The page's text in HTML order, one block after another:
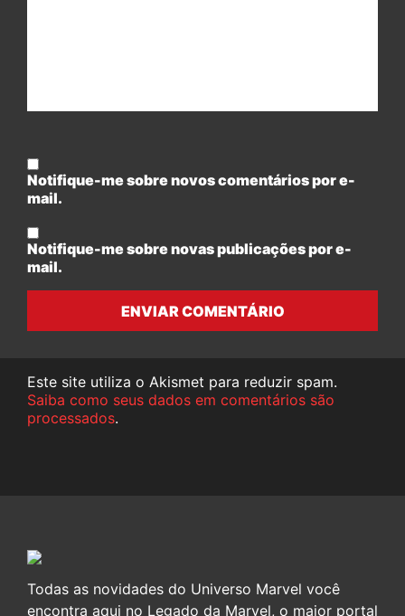
Notifique-me sobre novos comentários por e-
mail.
Notifique-me sobre novas publicações por e-
mail.
ENVIAR COMENTÁRIO
Este site utiliza o Akismet para reduzir spam.
Saiba como seus dados em comentários são
processados.
Todas as novidades do Universo Marvel você
encontra aqui no Legado da Marvel, o maior portal